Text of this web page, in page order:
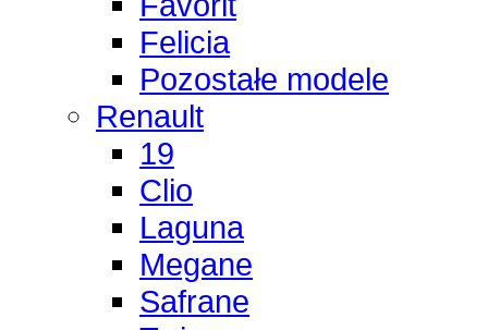
Felicia
Pozostałe modele
Renault
19
Clio
Laguna
Megane
Safrane